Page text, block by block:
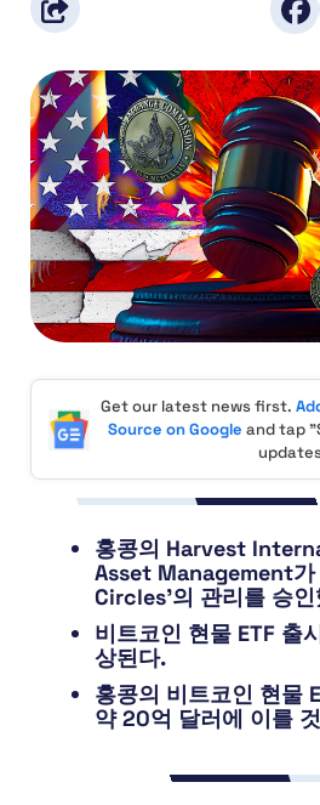
Get our latest news first.
Source on Google and tap
홍콩의 Harvest
Asset Management가
Circles’의 관리를 승
비트코인 현물 ETF 출
상된다.
홍콩의 비트코인 현물
약 20억 달러에 이를